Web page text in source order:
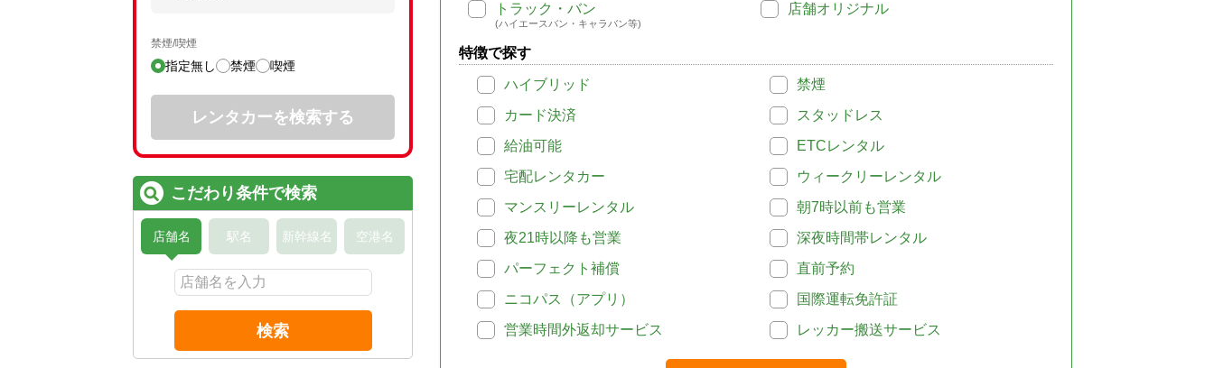
トラック・バン
(ハイエースバン・キャラバン等)
店舗オリジナル
特徴で探す
ハイブリッド
禁煙
カード決済
スタッドレス
給油可能
ETCレンタル
宅配レンタカー
ウィークリーレンタル
マンスリーレンタル
朝7時以前も営業
夜21時以降も営業
深夜時間帯レンタル
パーフェクト補償
直前予約
ニコパス（アプリ）
国際運転免許証
営業時間外返却サービス
レッカー搬送サービス
禁煙/喫煙
指定無し 禁煙 喫煙
レンタカーを検索する
こだわり条件で検索
店舗名 駅名 新幹線名 空港名
検索